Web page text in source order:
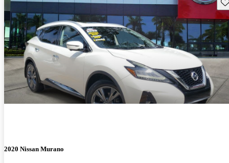
2020 Nissan Murano